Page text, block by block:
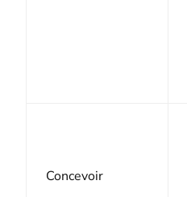
Concevoir